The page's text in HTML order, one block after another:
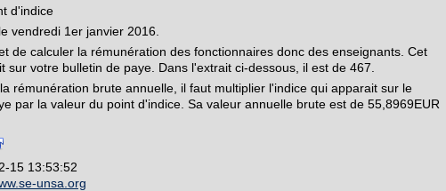
d'indice
vendredi 1er janvier 2016.
de calculer la rémunération des fonctionnaires donc des enseignants. Cet
sur votre bulletin de paye. Dans l'extrait ci-dessous, il est de 467.
rémunération brute annuelle, il faut multiplier l'indice qui apparait sur le
par la valeur du point d'indice. Sa valeur annuelle brute est de 55,8969EUR
15 13:53:52
unsa.org